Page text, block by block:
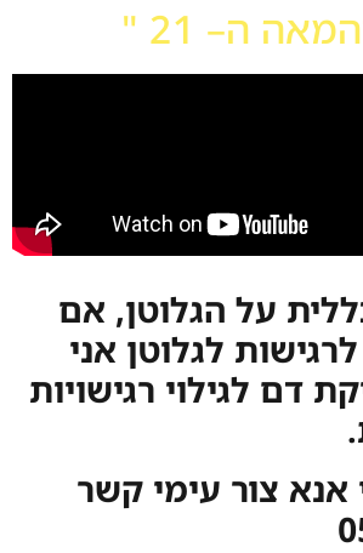
על הגלוטן, אם
לגלוטן אני
דם לגילוי רגישויות
אנא צור עימי קשר